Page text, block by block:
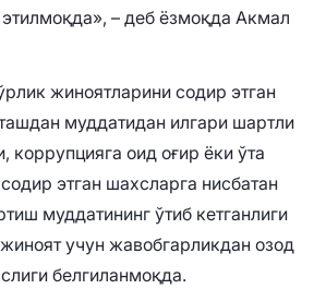
– деб ёзмоқда Акмал
жиноятларини содир этган
муддатидан илгари шартли
коррупцияга оид оғир ёки ўта
этган шахсларга нисбатан
муддатининг ўтиб кетганлиги
учун жавобгарликдан озод
белгиланмоқда.